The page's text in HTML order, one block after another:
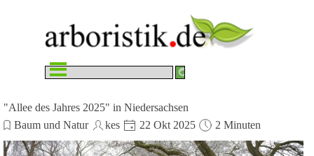
Menü überspringen
"Allee des Jahres 2025" in Niedersachsen
Baum und Natur
kes 22 Okt 2025 2 Minuten